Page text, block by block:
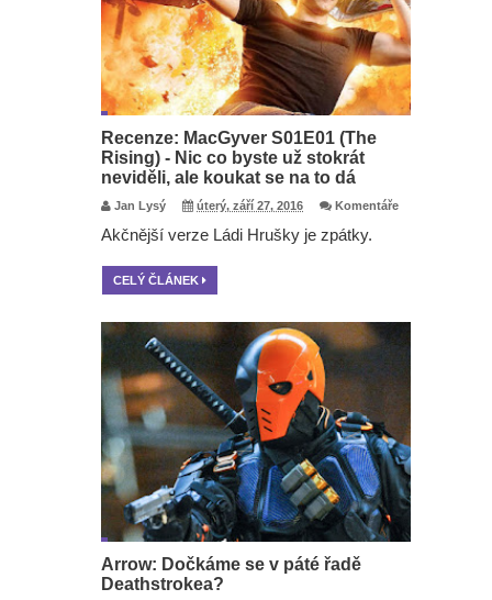
Recenze: MacGyver S01E01 (The
Rising) - Nic co byste už stokrát
neviděli, ale koukat se na to dá
Jan Lysý úterý, září 27, 2016 Komentáře
Akčnější verze Ládi Hrušky je zpátky.
CELÝ ČLÁNEK
Arrow: Dočkáme se v páté řadě
Deathstrokea?